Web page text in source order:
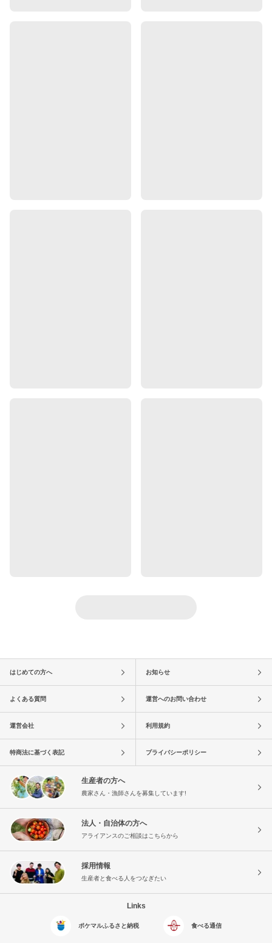
はじめての方へ お知らせ
よくある質問 運営へのお問い合わせ
運営会社 利用規約
特商法に基づく表記 プライバシーポリシー
生産者の方へ
農家さん・漁師さんを募集しています!
法人・自治体の方へ
アライアンスのご相談はこちらから
採用情報
生産者と食べる人をつなぎたい
Links
ポケマルふるさと納税 食べる通信